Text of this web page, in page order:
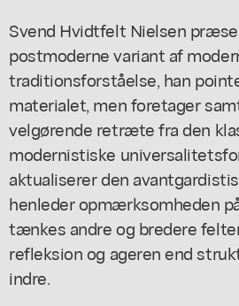
Svend Hvidtfelt Nielsen
postmoderne variant af
traditionsforståelse, han
materialet, men foretager
velgørende retræte fra den
modernistiske
aktualiserer den
henleder opmærksomheden
tænkes andre og bredere
refleksion og ageren end
indre.